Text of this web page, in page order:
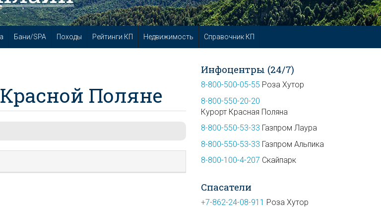
Бани/SPA Походы Рейтинги КП Недвижимость Справочник КП
Поляне
Инфоцентры (24/7)
8-800-500-05-55 Роза Хутор
8-800-550-20-20
Курорт Красная Поляна
8-800-550-53-33 Газпром Лаура
8-800-550-53-33 Газпром Альпика
8-800-100-4-207 Скайпарк
Спасатели
+7-862-24-08-911 Роза Хутор